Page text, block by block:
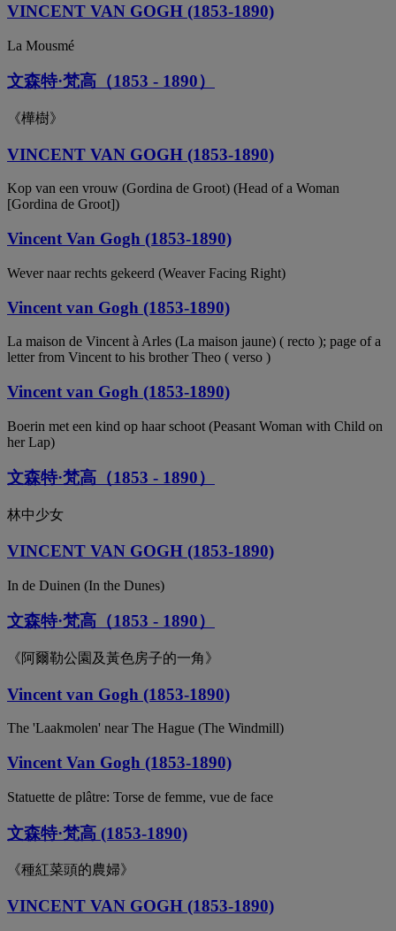
VINCENT VAN GOGH (1853-1890)
La Mousmé
文森特·梵高（1853 - 1890）
《樺樹》
VINCENT VAN GOGH (1853-1890)
Kop van een vrouw (Gordina de Groot) (Head of a Woman
[Gordina de Groot])
Vincent Van Gogh (1853-1890)
Wever naar rechts gekeerd (Weaver Facing Right)
Vincent van Gogh (1853-1890)
La maison de Vincent à Arles (La maison jaune) ( recto ); page of a
letter from Vincent to his brother Theo ( verso )
Vincent van Gogh (1853-1890)
Boerin met een kind op haar schoot (Peasant Woman with Child on
her Lap)
文森特·梵高（1853 - 1890）
林中少女
VINCENT VAN GOGH (1853-1890)
In de Duinen (In the Dunes)
文森特·梵高（1853 - 1890）
《阿爾勒公園及黃色房子的一角》
Vincent van Gogh (1853-1890)
The 'Laakmolen' near The Hague (The Windmill)
Vincent Van Gogh (1853-1890)
Statuette de plâtre: Torse de femme, vue de face
文森特·梵高 (1853-1890)
《種紅菜頭的農婦》
VINCENT VAN GOGH (1853-1890)